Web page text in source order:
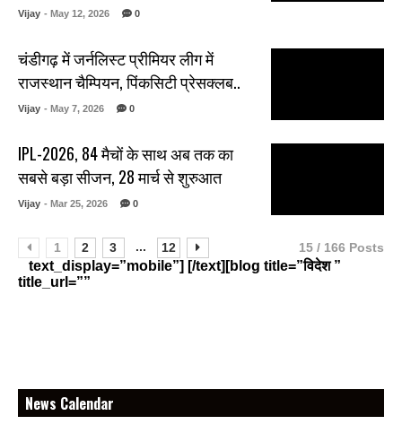
Vijay - May 12, 2026 0
चंडीगढ़ में जर्नलिस्ट प्रीमियर लीग में
राजस्थान चैम्पियन, पिंकसिटी प्रेसक्लब..
Vijay - May 7, 2026 0
IPL-2026, 84 मैचों के साथ अब तक का
सबसे बड़ा सीजन, 28 मार्च से शुरुआत
Vijay - Mar 25, 2026 0
1 2 3 ... 12 15 / 166 Posts
text_display=”mobile”] [/text][blog title=”विदेश ”
title_url=””
News Calendar